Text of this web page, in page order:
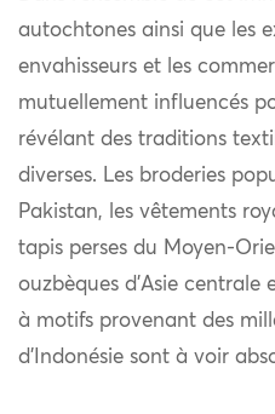
autochtones ainsi que les
envahisseurs et les
mutuellement influencés
révélant des traditions
diverses. Les broderies
Pakistan, les vêtements
tapis perses du Moyen-
ouzbèques d’Asie centrale
à motifs provenant des
d’Indonésie sont à voir